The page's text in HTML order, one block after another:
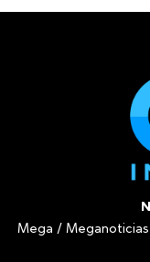
Mega / Meganoticias